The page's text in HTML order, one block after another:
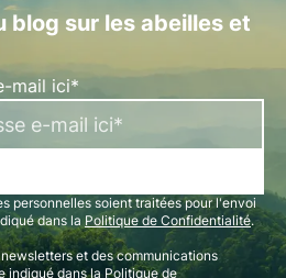
blog sur les abeilles et
mail ici*
personnelles soient traitées pour l'envoi
dans la Politique de Confidentialité.
et des communications
indiqué dans la Politique de